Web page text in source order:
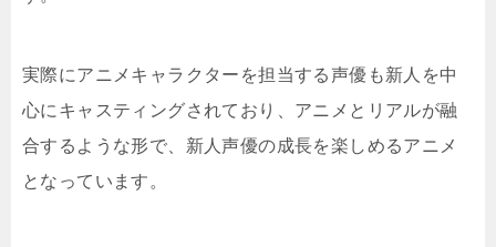
実際にアニメキャラクターを担当する声優も新人を中
心にキャスティングされており、アニメとリアルが融
合するような形で、新人声優の成長を楽しめるアニメ
となっています。